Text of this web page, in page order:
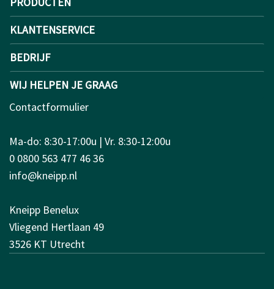
KLANTENSERVICE
BEDRIJF
WIJ HELPEN JE GRAAG
Contactformulier
Ma-do: 8:30-17:00u | Vr. 8:30-12:00u
0 0800 563 477 46 36
info@kneipp.nl
Kneipp Benelux
Vliegend Hertlaan 49
3526 KT Utrecht